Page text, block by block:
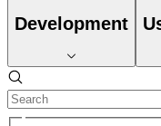
Development